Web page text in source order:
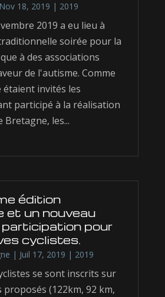
Nov 18, 2019 | 2019
2019 a eu lieu à
soirée pour la
à des associations
de l'autisme. Comme
étaient invités les
participé à la réalisation
les...
édition
et un nouveau
pour
cyclistes.
| Juil 17, 2019 | 2019
se sont inscrits sur
proposés (122km, 92 km,